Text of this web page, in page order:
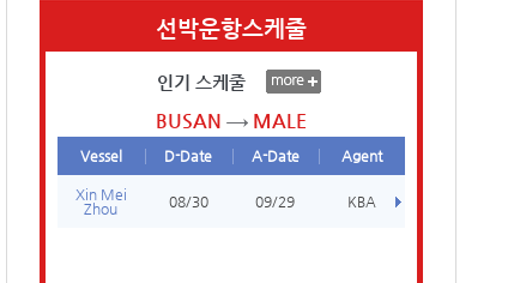
선박운항스케줄
인기 스케줄
BUSAN MALE
Vessel D-Date A-Date Agent
Xin Mei
Zhou
08/30 09/29 KBA